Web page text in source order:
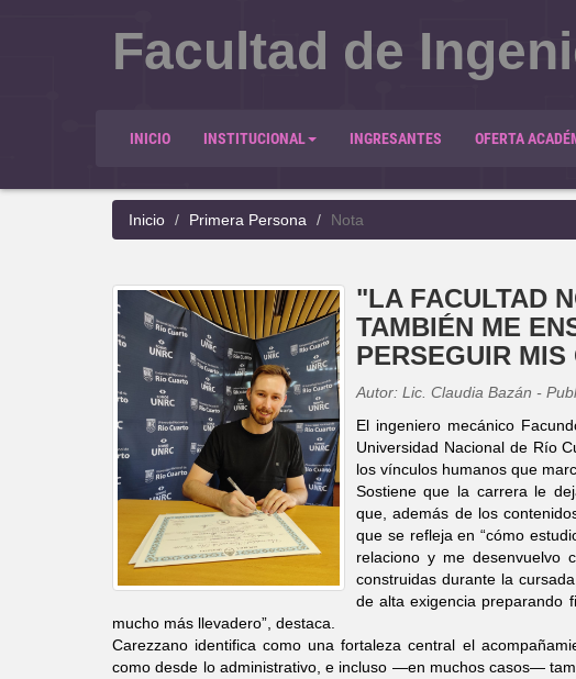
Facultad de
INICIO INSTITUCIONAL INGRESANTES OFERTA
Inicio Primera Persona Nota
"LA FACULTAD
TAMBIÉN ME
PERSEGUIR
Autor: Lic. Claudia Bazán -
El ingeniero mecánico
Universidad Nacional de Río
los vínculos humanos que
Sostiene que la carrera le
que, además de los
que se refleja en “cómo
relaciono y me desenvuelvo
construidas durante la
de alta exigencia preparando
mucho más llevadero”, destaca.
Carezzano identifica como una fortaleza central el
como desde lo administrativo, e incluso —en muchos casos—